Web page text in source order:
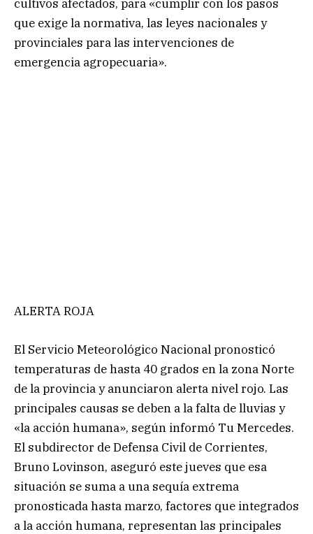
cultivos afectados, para «cumplir con los pasos
que exige la normativa, las leyes nacionales y
provinciales para las intervenciones de
emergencia agropecuaria».
ALERTA ROJA
El Servicio Meteorológico Nacional pronosticó
temperaturas de hasta 40 grados en la zona Norte
de la provincia y anunciaron alerta nivel rojo. Las
principales causas se deben a la falta de lluvias y
«la acción humana», según informó Tu Mercedes.
El subdirector de Defensa Civil de Corrientes,
Bruno Lovinson, aseguró este jueves que esa
situación se suma a una sequía extrema
pronosticada hasta marzo, factores que integrados
a la acción humana, representan las principales